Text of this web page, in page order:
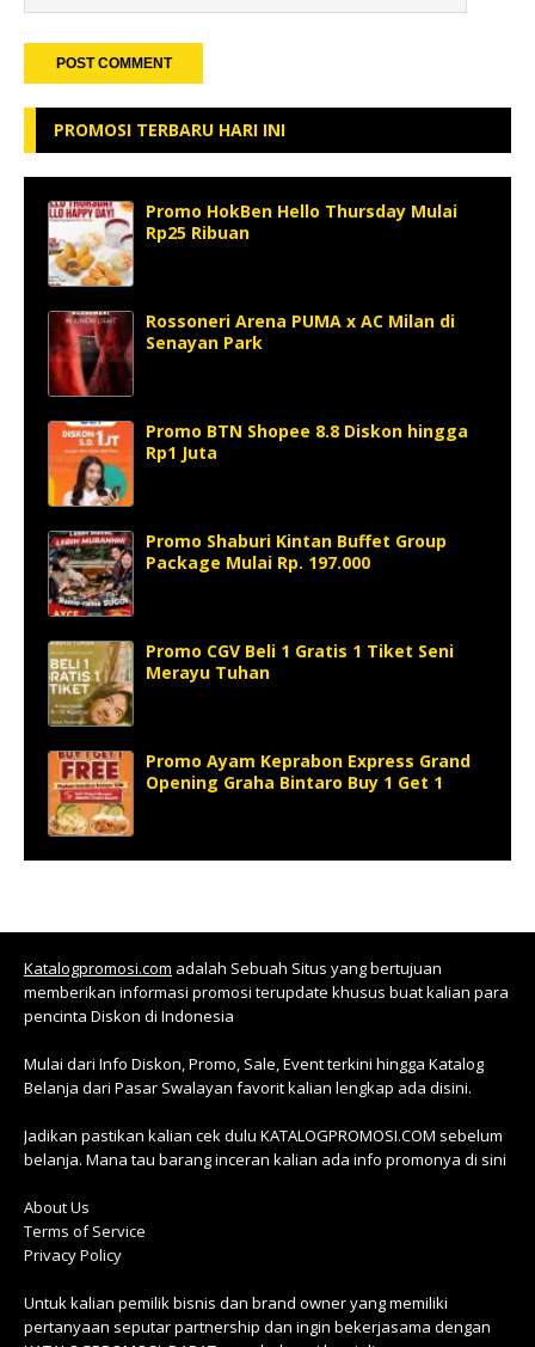
PROMOSI TERBARU HARI INI
Promo HokBen Hello Thursday Mulai
Rp25 Ribuan
Rossoneri Arena PUMA x AC Milan di
Senayan Park
Promo BTN Shopee 8.8 Diskon hingga
Rp1 Juta
Promo Shaburi Kintan Buffet Group
Package Mulai Rp. 197.000
Promo CGV Beli 1 Gratis 1 Tiket Seni
Merayu Tuhan
Promo Ayam Keprabon Express Grand
Opening Graha Bintaro Buy 1 Get 1
Katalogpromosi.com adalah Sebuah Situs yang bertujuan
memberikan informasi promosi terupdate khusus buat kalian para
pencinta Diskon di Indonesia
Mulai dari Info Diskon, Promo, Sale, Event terkini hingga Katalog
Belanja dari Pasar Swalayan favorit kalian lengkap ada disini.
Jadikan pastikan kalian cek dulu KATALOGPROMOSI.COM sebelum
belanja. Mana tau barang inceran kalian ada info promonya di sini
About Us
Terms of Service
Privacy Policy
Untuk kalian pemilik bisnis dan brand owner yang memiliki
pertanyaan seputar partnership dan ingin bekerjasama dengan